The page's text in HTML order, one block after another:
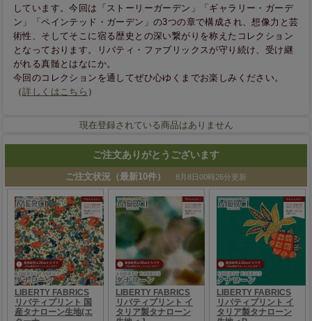
しています。今回は「ストーリーガーデン」「ギャラリー・ガーデ
ン」「ペインテッド・ガーデン」の3つの章で構成され、想像力と芸
術性、そしてそこに宿る歴史との深い繋がりを称えたコレクション
となっております。リバティ・ファブリックスが守り続け、受け継
がれる真髄とはなにか。
今回のコレクションを通してぜひ心ゆくまでお楽しみください。
（詳しくはこちら ）
現在登録されている商品はありません
ご注文ありがとうございます